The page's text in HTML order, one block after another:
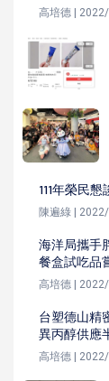
高培德 |
111年榮民
陳遍綠 |
海洋局攜手
餐盒試吃品
高培德 |
台塑德山精
異丙醇供應
高培德 |